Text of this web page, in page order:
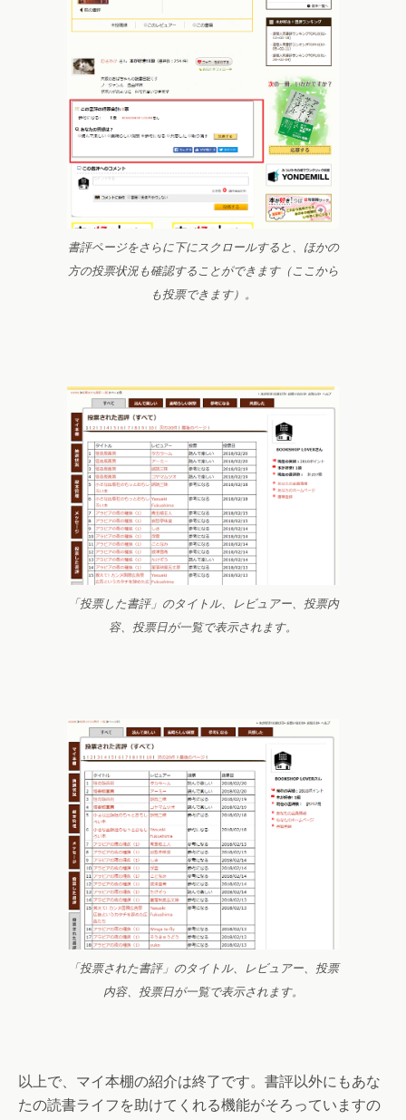
書評ページをさらに下にスクロールすると、ほかの
方の投票状況も確認することができます（ここから
も投票できます）。
「投票した書評」のタイトル、レビュアー、投票内
容、投票日が一覧で表示されます。
「投票された書評」のタイトル、レビュアー、投票
内容、投票日が一覧で表示されます。
以上で、マイ本棚の紹介は終了です。書評以外にもあな
たの読書ライフを助けてくれる機能がそろっていますの